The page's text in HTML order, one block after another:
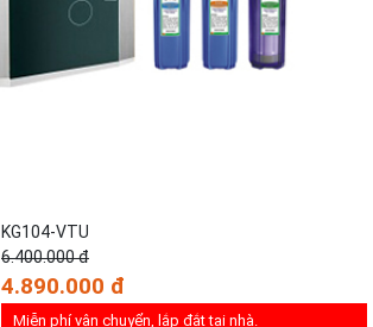
KG104-VTU
6.400.000 đ
4.890.000 đ
Miễn phí vận chuyển, lắp đắt tại nhà.